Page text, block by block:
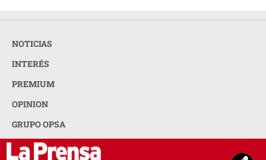
NOTICIAS
INTERÉS
PREMIUM
OPINION
GRUPO OPSA